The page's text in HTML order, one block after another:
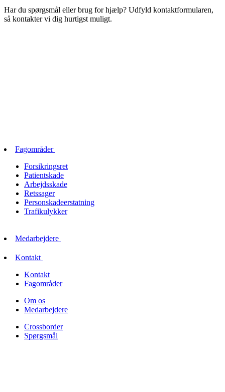
Har du spørgsmål eller brug for hjælp? Udfyld kontaktformularen,
så kontakter vi dig hurtigst muligt.
Fagområder
Forsikringsret
Patientskade
Arbejdsskade
Retssager
Personskadeerstatning
Trafikulykker
Medarbejdere
Kontakt
Kontakt
Fagområder
Om os
Medarbejdere
Crossborder
Spørgsmål